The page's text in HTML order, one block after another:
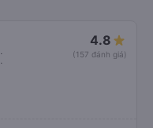
4.8
(157 đánh giá)